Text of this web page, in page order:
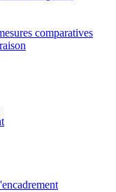
comparatives